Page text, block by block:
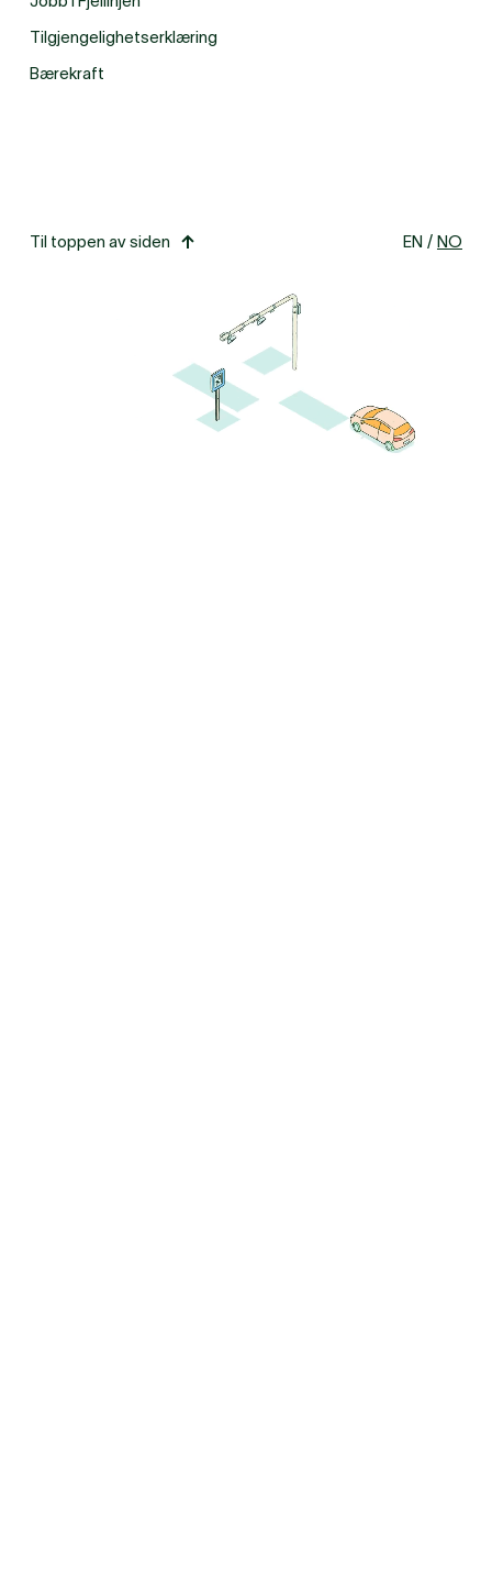
Tilgjengelighetserklæring
Bærekraft
Til toppen av siden EN / NO